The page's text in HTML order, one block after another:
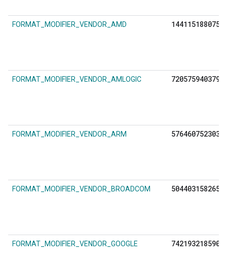
FORMAT_MODIFIER_VENDOR_AMD
FORMAT_MODIFIER_VENDOR_AMLOGIC
FORMAT_MODIFIER_VENDOR_ARM
FORMAT_MODIFIER_VENDOR_BROADCOM
FORMAT_MODIFIER_VENDOR_GOOGLE